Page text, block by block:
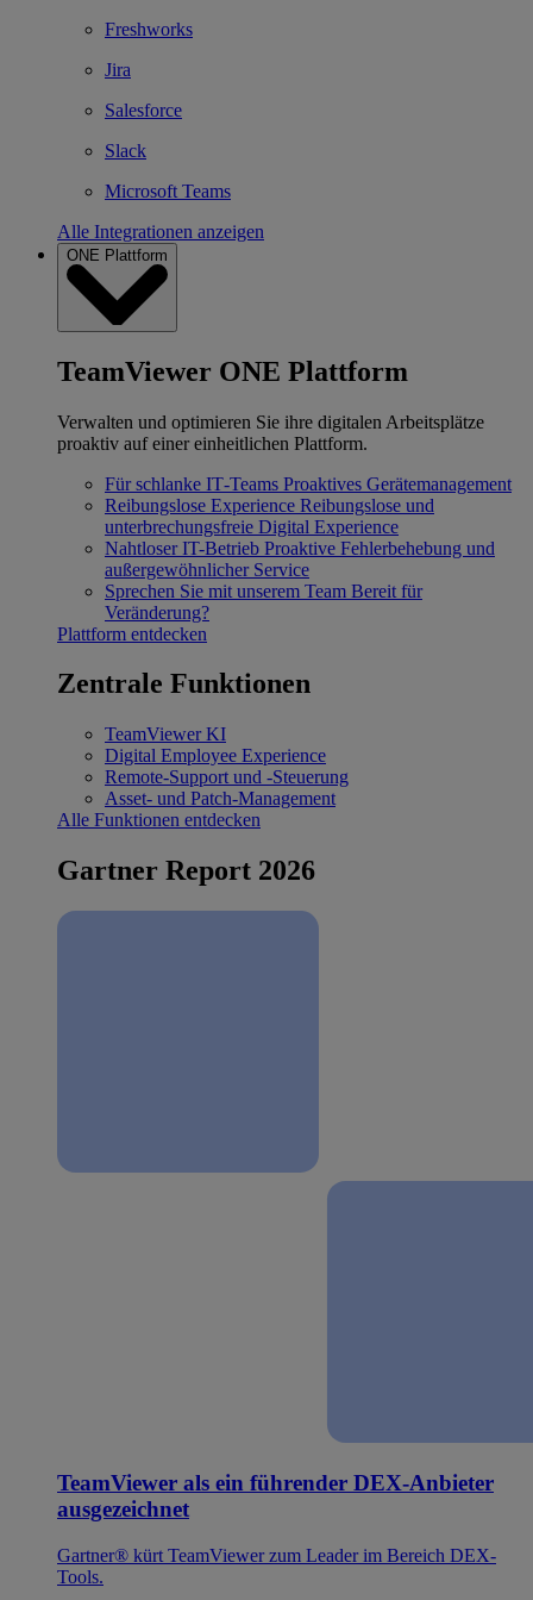
Freshworks
Jira
Salesforce
Slack
Microsoft Teams
Alle Integrationen anzeigen
ONE Plattform
TeamViewer ONE Plattform
Verwalten und optimieren Sie ihre digitalen Arbeitsplätze
proaktiv auf einer einheitlichen Plattform.
Für schlanke IT‐Teams Proaktives Gerätemanagement
Reibungslose Experience Reibungslose und
unterbrechungsfreie Digital Experience
Nahtloser IT-Betrieb Proaktive Fehlerbehebung und
außergewöhnlicher Service
Sprechen Sie mit unserem Team Bereit für
Veränderung?
Plattform entdecken
Zentrale Funktionen
TeamViewer KI
Digital Employee Experience
Remote-Support und -Steuerung
Asset- und Patch-Management
Alle Funktionen entdecken
Gartner Report 2026
TeamViewer als ein führender DEX-Anbieter
ausgezeichnet
Gartner® kürt TeamViewer zum Leader im Bereich DEX-
Tools.